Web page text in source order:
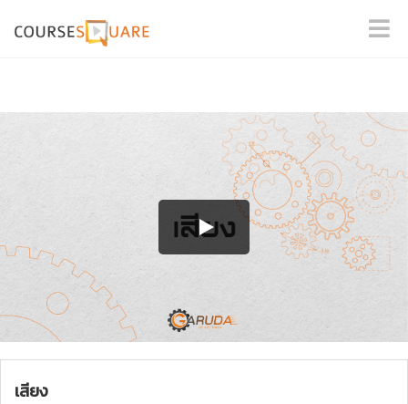
เสียง